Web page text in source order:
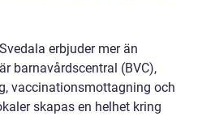
erbjuder mer än
barnavårdscentral (BVC),
vaccinationsmottagning och
skapas en helhet kring